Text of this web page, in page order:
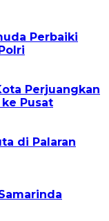
Perbaiki
Perjuangkan
Pusat
di Palaran